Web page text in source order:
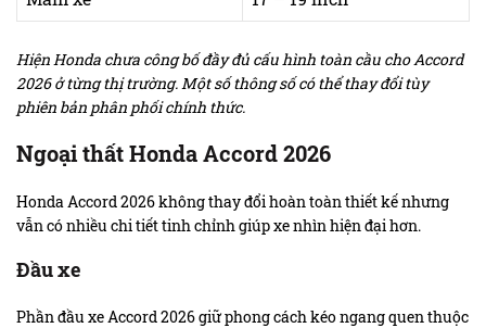
Hiện Honda chưa công bố đầy đủ cấu hình toàn cầu cho Accord
2026 ở từng thị trường. Một số thông số có thể thay đổi tùy
phiên bản phân phối chính thức.
Ngoại thất Honda Accord 2026
Honda Accord 2026 không thay đổi hoàn toàn thiết kế nhưng
vẫn có nhiều chi tiết tinh chỉnh giúp xe nhìn hiện đại hơn.
Đầu xe
Phần đầu xe Accord 2026 giữ phong cách kéo ngang quen thuộc